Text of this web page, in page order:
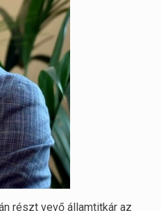
részt vevő államtitkár az